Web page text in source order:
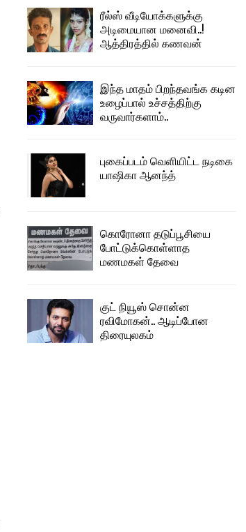
ரீல்ஸ் வீடியோக்களுக்கு
அடிமையான மனைவி..!
ஆத்திரத்தில் கணவன்
இந்த மாதம் பிறந்தவங்க கடின
உழைப்பால் உச்சத்திற்கு
வருவார்களாம்..
புகைப்படம் வெளியிட்ட நடிகை
யாஷிகா ஆனந்த்
கொரோனா தடுப்பூசியை
போட்டுக்கொள்ளாத
மணமகள் தேவை
குட் நியூஸ் சொன்ன
ரவிமோகன்.. ஆடிப்போன
திரையுலகம்